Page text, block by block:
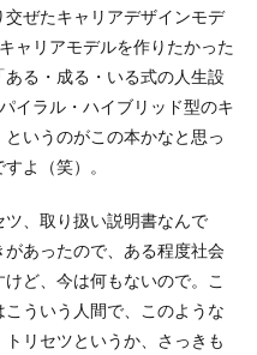
ぜたキャリアデザインモデ
ャリアモデルを作りたかった
る・成る・いる式の人生設
イラル・ハイブリッド型のキ
いうのがこの本かなと思っ
よ（笑）。
、取り扱い説明書なんで
あったので、ある程度社会
ど、今は何もないので。こ
ういう人間で、このような
リセツというか、さっきも